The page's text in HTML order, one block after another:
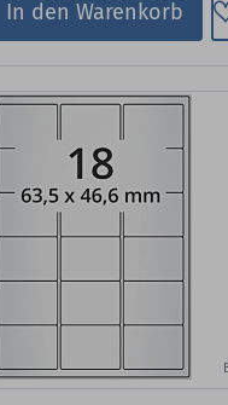
In den Warenkorb